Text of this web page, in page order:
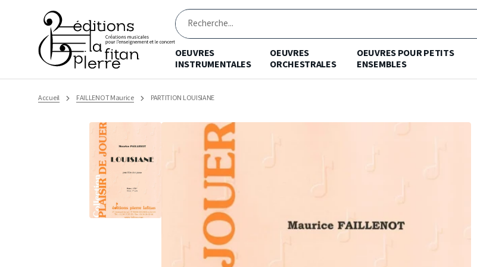
Recherche
OEUVRES
INSTRUMENTALES
OEUVRES
ORCHESTRALES
OEUVRES POUR PETITS
ENSEMBLES
Accueil FAILLENOT Maurice PARTITION LOUISIANE